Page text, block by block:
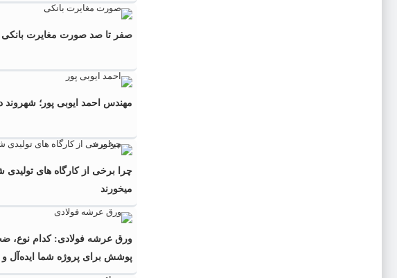
صفر تا صد صورت مغایرت بانکی
مهندس احمد ایوبی ‌پور؛ شهروند
چرا برخی از کارگاه‌ های
میخورند
ورق عرشه فولادی: کدام نوع،
پوشش برای پروژه شما ایده‌آل و
به‌صرفه‌تر است؟